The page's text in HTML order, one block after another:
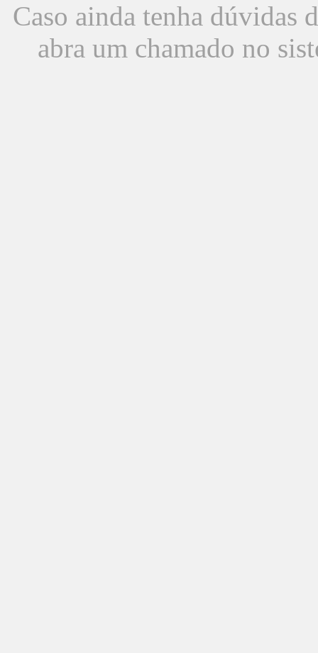
Caso ainda tenha dúvidas
abra um chamado no